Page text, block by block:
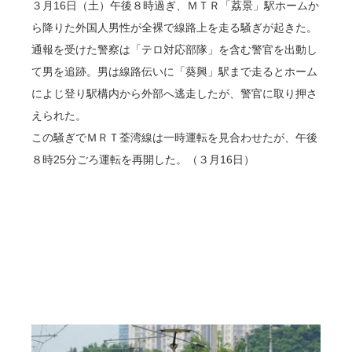
３月16日（土）午後８時過ぎ、ＭＴＲ「荔景」駅ホームか
ら降りた外国人男性が全裸で線路上を走る騒ぎが起きた。
通報を受けた警察は「テロ対応部隊」を含む警官を出動し
て男を追跡。男は線路伝いに「葵興」駅まで走るとホーム
によじ登り駅構内から外部へ逃走したが、警官に取り押さ
えられた。
この騒ぎでＭＲＴ荃湾線は一時運転を見合わせたが、午後
８時25分ごろ運転を再開した。（３月16日）